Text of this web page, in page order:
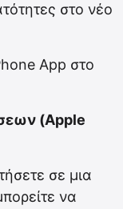
στο νέο
App στο
(Apple
σε μια
να